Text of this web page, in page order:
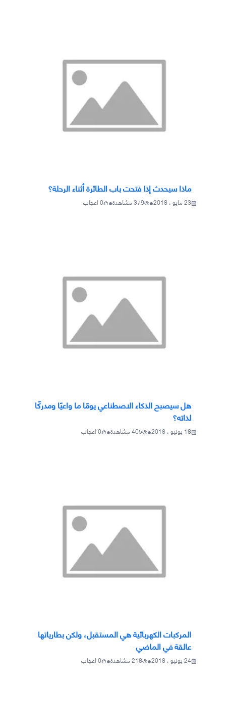
ماذا سيحدث إذا فتحت باب الطائرة أثناء الرحلة؟
23 مايو ، 2018 •
379مشاهدة•
0اعجاب
هل سيصبح الذكاء الاصطناعي يومًا ما واعيًا ومدركًا
لذاته؟
18 يونيو ، 2018 •
405مشاهدة•
0اعجاب
المركبات الكهربائية هي المستقبل، ولكن بطارياتها
عالقة في الماضي
24 يونيو ، 2018 •
218مشاهدة•
0اعجاب